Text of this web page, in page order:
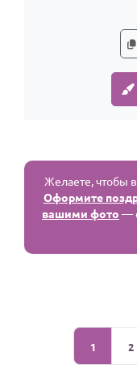
Желаете, чтобы
Оформите
вашими фото —
1 2